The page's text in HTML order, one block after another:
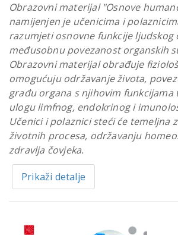
Obrazovni materijal "Osnove
namijenjen je učenicima i
razumjeti osnovne funkcije ljudskog
međusobnu povezanost organskih
Obrazovni materijal obrađuje
omogućuju održavanje života,
građu organa s njihovim funkcijama
ulogu limfnog, endokrinog i
Učenici i polaznici steći će temeljna
životnih procesa, održavanju
zdravlja čovjeka.
Prikaži detalje